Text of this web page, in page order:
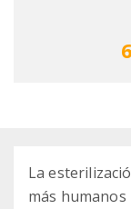
La
más